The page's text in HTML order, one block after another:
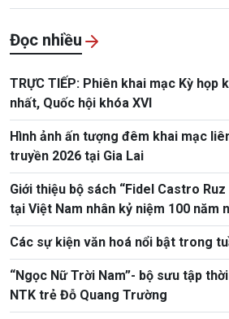
Đọc nhiều
TRỰC TIẾP: Phiên khai mạc Kỳ họp
nhất, Quốc hội khóa XVI
Hình ảnh ấn tượng đêm khai mạc
truyền 2026 tại Gia Lai
Giới thiệu bộ sách “Fidel Castro
tại Việt Nam nhân kỷ niệm 100 năm
Castro
Các sự kiện văn hoá nổi bật trong
“Ngọc Nữ Trời Nam”- bộ sưu tập
NTK trẻ Đỗ Quang Trường